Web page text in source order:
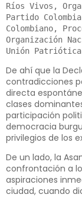
Ríos Vivos,
Partido
Colombiano,
Organización
De ahí que la
contradicciones
directa
clases
participación
democracia
privilegios de los
De un lado, la
confrontación a
aspiraciones
ciudad, cuando